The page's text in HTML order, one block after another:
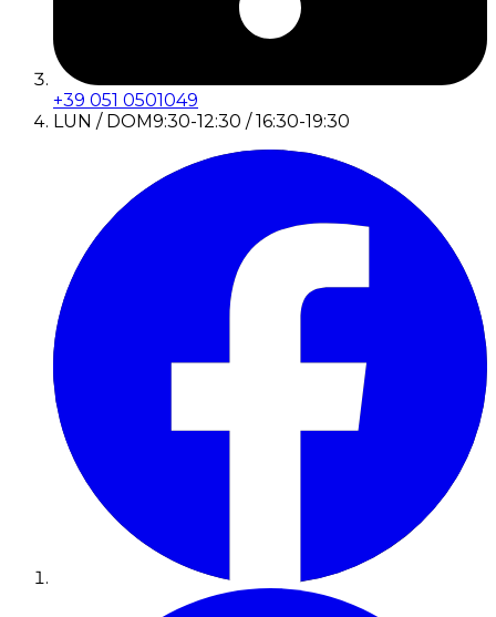
+39 051 0501049
LUN / DOM9:30-12:30 / 16:30-19:30